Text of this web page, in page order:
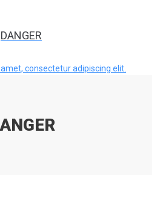
DANGER
consectetur adipiscing elit.